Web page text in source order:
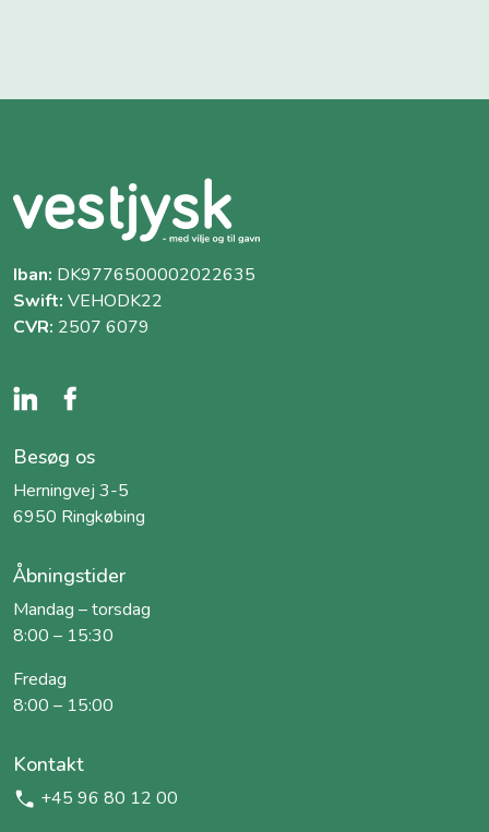
Iban: DK9776500002022635
Swift: VEHODK22
CVR: 2507 6079
Besøg os
Herningvej 3-5
6950 Ringkøbing
Åbningstider
Mandag – torsdag
8:00 – 15:30
Fredag
8:00 – 15:00
Kontakt
+45 96 80 12 00